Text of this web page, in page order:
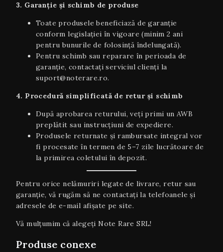
3. Garanție și schimb de produse
Toate produsele beneficiază de garanție
conform legislației în vigoare (minim 2 ani
pentru bunurile de folosință îndelungată).
Pentru schimb sau reparare în perioada de
garanție, contactați serviciul clienți la
suport@noterare.ro.
4. Procedură simplificată de retur și schimb
După aprobarea returului, veți primi un AWB
preplătit sau instrucțiuni de expediere.
Produsele returnate și rambursate integral vor
fi procesate în termen de 5–7 zile lucrătoare de
la primirea coletului în depozit.
Pentru orice nelămuriri legate de livrare, retur sau
garanţie, vă rugăm să ne contactați la telefoanele și
adresele de e-mail afișate pe site.
Vă mulțumim că alegeți Note Rare SRL!
Produse conexe